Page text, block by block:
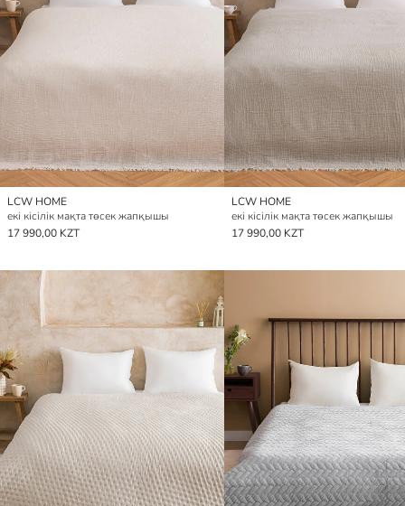
LCW HOME
екі кісілік мақта төсек жапқышы
17 990,00 KZT
LCW HOME
екі кісілік мақта төсек жапқышы
17 990,00 KZT